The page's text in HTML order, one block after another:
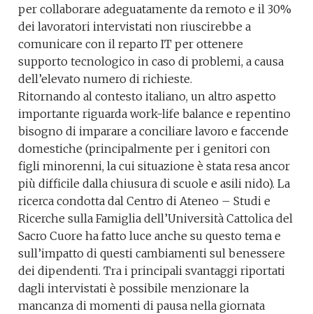
per collaborare adeguatamente da remoto e il 30%
dei lavoratori intervistati non riuscirebbe a
comunicare con il reparto IT per ottenere
supporto tecnologico in caso di problemi, a causa
dell’elevato numero di richieste.
Ritornando al contesto italiano, un altro aspetto
importante riguarda work-life balance e repentino
bisogno di imparare a conciliare lavoro e faccende
domestiche (principalmente per i genitori con
figli minorenni, la cui situazione è stata resa ancor
più difficile dalla chiusura di scuole e asili nido). La
ricerca condotta dal Centro di Ateneo – Studi e
Ricerche sulla Famiglia dell’Università Cattolica del
Sacro Cuore ha fatto luce anche su questo tema e
sull’impatto di questi cambiamenti sul benessere
dei dipendenti. Tra i principali svantaggi riportati
dagli intervistati è possibile menzionare la
mancanza di momenti di pausa nella giornata